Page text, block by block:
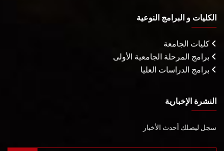
الكليات و البرامج النوعية
كليات الجامعة
برامج المرحلة الجامعية الأولى
برامج الدراسات العليا
النشرة الإخبارية
سجل ليصلك أحدث الأخبار